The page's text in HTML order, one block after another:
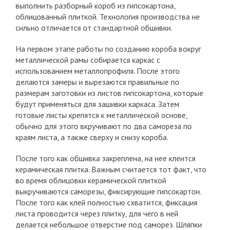
выполнить разборный короб из гипсокартона,
облицованный плиткой. Технология производства не
сильно отличается от стандартной обшивки.
На первом этапе работы по созданию короба вокруг
металлической рамы собирается каркас с
использованием металлопрофиля. После этого
делаются замеры и вырезаются правильные по
размерам заготовки из листов гипсокартона, которые
будут применяться для зашивки каркаса. Затем
готовые листы крепятся к металлической основе,
обычно для этого вкручивают по два самореза по
краям листа, а также сверху и снизу короба.
После того как обшивка закреплена, на нее клеится
керамическая плитка. Важным считается тот факт, что
во время облицовки керамической плиткой
выкручиваются саморезы, фиксирующие гипсокартон.
После того как клей полностью схватится, фиксация
листа проводится через плитку, для чего в ней
делается небольшое отверстие под саморез. Шляпки